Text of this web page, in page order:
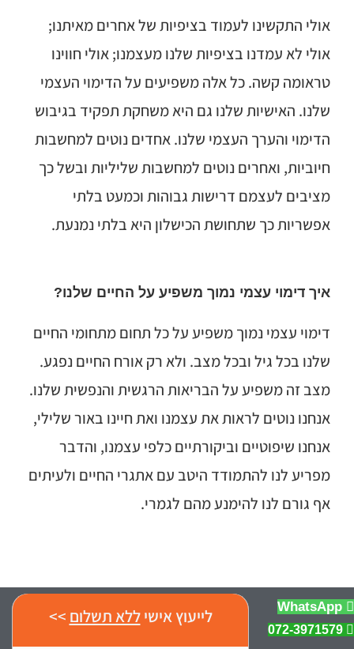
אולי התקשינו לעמוד בציפיות של אחרים מאיתנו;
אולי לא עמדנו בציפיות שלנו מעצמנו; אולי חווינו
טראומה קשה. כל אלה משפיעים על הדימוי העצמי
שלנו. האישיות שלנו גם היא משחקת תפקיד בגיבוש
הדימוי והערך העצמי שלנו. אחדים נוטים למחשבות
חיוביות, ואחרים נוטים למחשבות שליליות ובשל כך
מציבים לעצמם דרישות גבוהות וכמעט בלתי
אפשריות כך שתחושת הכישלון היא בלתי נמנעת.
איך דימוי עצמי נמוך משפיע על החיים שלנו?
דימוי עצמי נמוך משפיע על כל תחום מתחומי החיים
שלנו בכל גיל ובכל מצב. ולא רק אורח החיים נפגע.
מצב זה משפיע על הבריאות הרגשית והנפשית שלנו.
אנחנו נוטים לראות את עצמנו ואת חיינו באור שלילי,
אנחנו שיפוטיים וביקורתיים כלפי עצמנו, והדבר
מפריע לנו להתמודד היטב עם אתגרי החיים ולעיתים
אף גורם לנו להימנע מהם לגמרי.
לייעוץ אישיללא תשלום >> WhatsApp
072-3971579